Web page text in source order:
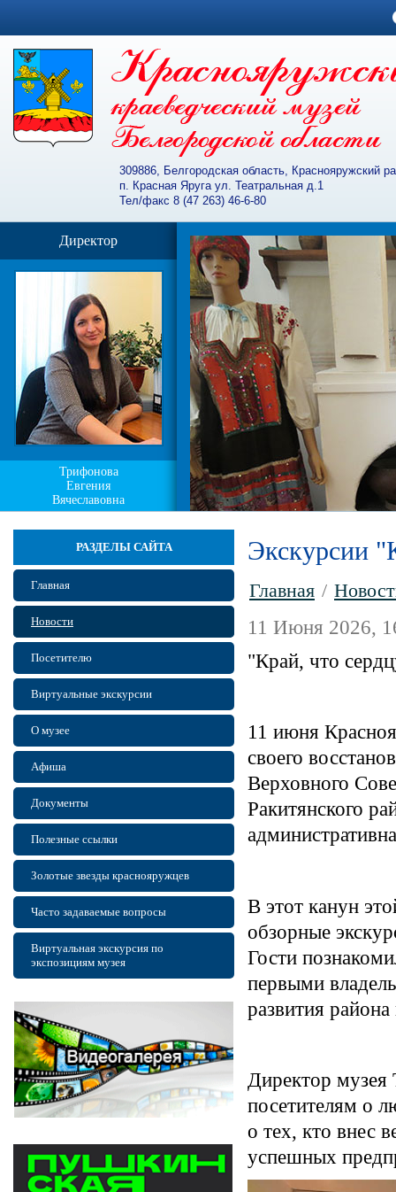
309886, Белгородская область, Краснояружский
п. Красная Яруга ул. Театральная д.1
Тел/факс 8 (47 263) 46-6-80
Директор
Трифонова
Евгения
Вячеславовна
РАЗДЕЛЫ САЙТА
Главная
Новости
Посетителю
Виртуальные экскурсии
О музее
Афиша
Документы
Полезные ссылки
Золотые звезды краснояружцев
Часто задаваемые вопросы
Виртуальная экскурсия по
экспозициям музея
Экскурсии
Главная /
11 Июня 2026,
"Край, что
11 июня
своего
Верховного
Ракитянского
В этот канун
обзорные
Гости
первыми
развития
Директор музея
посетителям о
о тех, кто внес
успешных